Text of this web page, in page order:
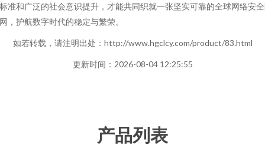
准和广泛的社会意识提升，才能共同织就一张坚实可靠的全球网络安
，护航数字时代的稳定与繁荣。
如若转载，请注明出处：http://www.hgclcy.com/product/83.html
更新时间：2026-08-04 12:25:55
产品列表